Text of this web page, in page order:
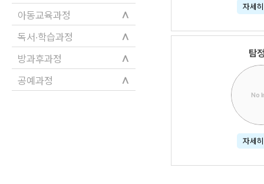
아동교육과정 ∧
독서·학습과정 ∧
방과후과정 ∧
공예과정 ∧
자세
탐
No
자세